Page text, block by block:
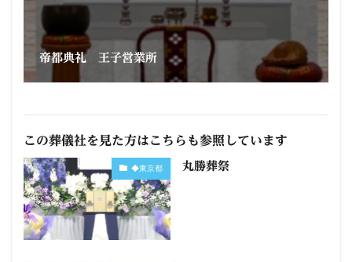
帝都典礼 王子営業所
この葬儀社を見た方はこちらも参照しています
◆東京都 丸勝葬祭